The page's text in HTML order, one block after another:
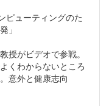
ピューティングのた
」
授がビデオで参戦。
くわからないところ
意外と健康志向